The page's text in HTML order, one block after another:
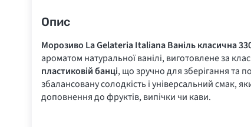
Опис
Морозиво La Gelateria Italiana Ваніль класична
ароматом натуральної ванілі, виготовлене за
пластиковій банці, що зручно для зберігання та
збалансовану солодкість і універсальний смак,
доповнення до фруктів, випічки чи кави.